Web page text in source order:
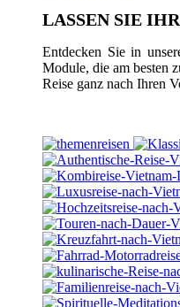
LASSEN SIE
Entdecken Sie in
Module, die am besten
Reise ganz nach Ihren